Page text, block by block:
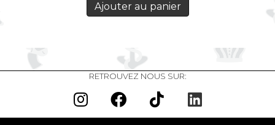
Ajouter au panier
RETROUVEZ NOUS SUR: